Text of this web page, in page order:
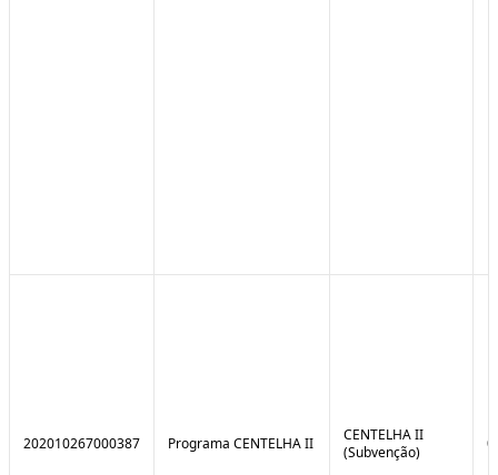
202010267000387 Programa CENTELHA II
CENTELHA II
(Subvenção)